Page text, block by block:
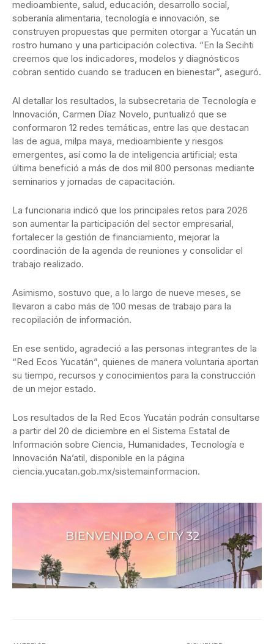
medioambiente, salud, educación, desarrollo social,
soberanía alimentaria, tecnología e innovación, se
construyen propuestas que permiten otorgar a Yucatán un
rostro humano y una participación colectiva. “En la Secihti
creemos que los indicadores, modelos y diagnósticos
cobran sentido cuando se traducen en bienestar”, aseguró.
Al detallar los resultados, la subsecretaria de Tecnología e
Innovación, Carmen Díaz Novelo, puntualizó que se
conformaron 12 redes temáticas, entre las que destacan
las de agua, milpa maya, medioambiente y riesgos
emergentes, así como la de inteligencia artificial; esta
última benefició a más de dos mil 800 personas mediante
seminarios y jornadas de capacitación.
La funcionaria indicó que los principales retos para 2026
son aumentar la participación del sector empresarial,
fortalecer la gestión de financiamiento, mejorar la
coordinación de la agenda de reuniones y consolidar el
trabajo realizado.
Asimismo, sostuvo que, a lo largo de nueve meses, se
llevaron a cabo más de 100 mesas de trabajo para la
recopilación de información.
En ese sentido, agradeció a las personas integrantes de la
“Red Ecos Yucatán”, quienes de manera voluntaria aportan
su tiempo, recursos y conocimientos para la construcción
de un mejor estado.
Los resultados de la Red Ecos Yucatán podrán consultarse
a partir del 20 de diciembre en el Sistema Estatal de
Información sobre Ciencia, Humanidades, Tecnología e
Innovación Na’atil, disponible en la página
ciencia.yucatan.gob.mx/sistemainformacion.